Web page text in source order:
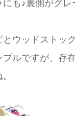
も♪裏側がグ
ウッドストッ
ルですが、存